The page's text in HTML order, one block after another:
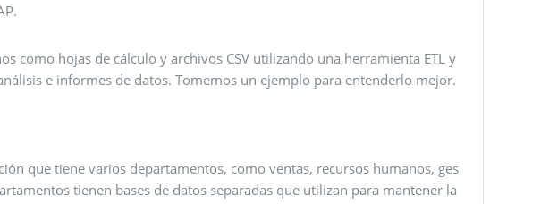
como hojas de cálculo y archivos CSV utilizando una herramienta ETL y
e informes de datos. Tomemos un ejemplo para entenderlo mejor.
que tiene varios departamentos, como ventas, recursos humanos, ges
tienen bases de datos separadas que utilizan para mantener la